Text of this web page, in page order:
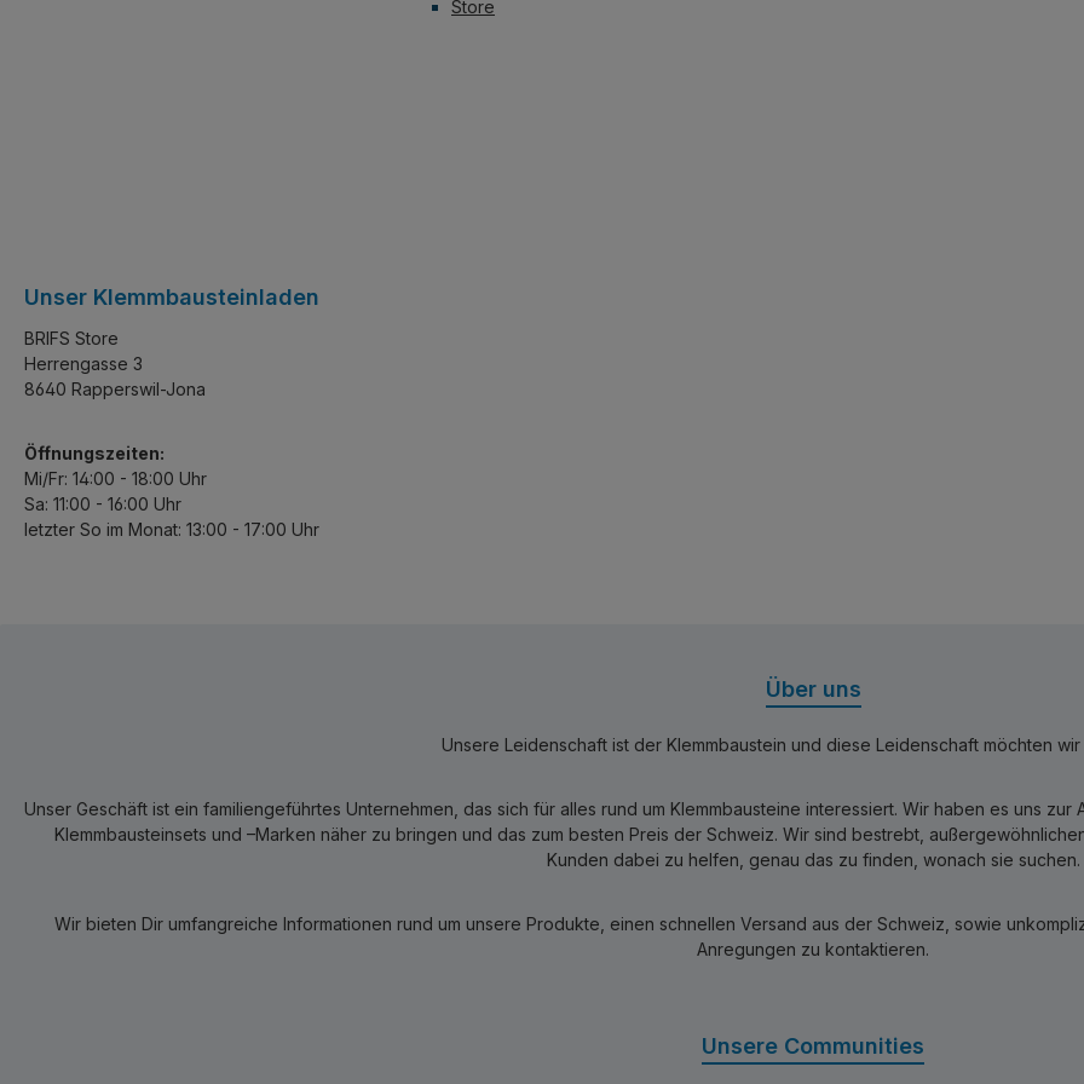
Store
Unser Klemmbausteinladen
BRIFS Store
Herrengasse 3
8640 Rapperswil-Jona
Öffnungszeiten:
Mi/Fr: 14:00 - 18:00 Uhr
Sa: 11:00 - 16:00 Uhr
letzter So im Monat: 13:00 - 17:00 Uhr
Über uns
Unsere Leidenschaft ist der Klemmbaustein und diese Leidenschaft möchten wir
Unser Geschäft ist ein familiengeführtes Unternehmen, das sich für alles rund um Klemmbausteine interessiert. Wir haben es uns
Klemmbausteinsets und –Marken näher zu bringen und das zum besten Preis der Schweiz. Wir sind bestrebt,
Kunden dabei zu helfen, genau das zu finden, wonach sie suchen.
Wir bieten Dir umfangreiche Informationen rund um unsere Produkte, einen schnellen Versand aus der Schweiz, sowie
Anregungen zu kontaktieren.
Unsere Communities